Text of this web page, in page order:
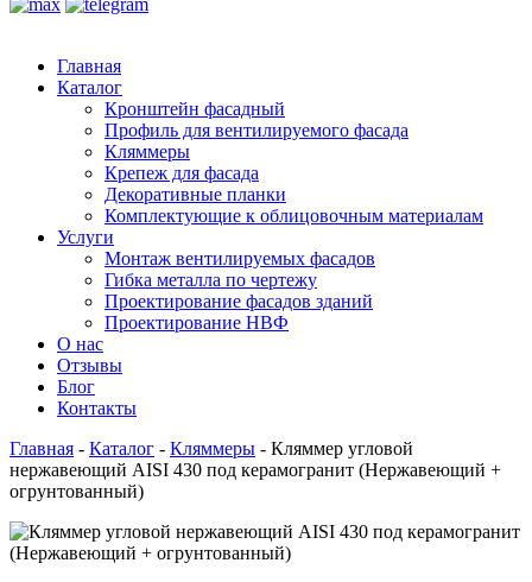
Главная
Каталог
Кронштейн фасадный
Профиль для вентилируемого фасада
Кляммеры
Крепеж для фасада
Декоративные планки
Комплектующие к облицовочным материалам
Услуги
Монтаж вентилируемых фасадов
Гибка металла по чертежу
Проектирование фасадов зданий
Проектирование НВФ
О нас
Отзывы
Блог
Контакты
Главная - Каталог - Кляммеры - Кляммер угловой
нержавеющий AISI 430 под керамогранит (Нержавеющий +
огрунтованный)